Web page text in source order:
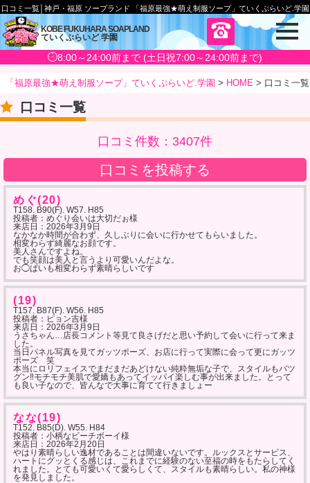
口コミ一覧│神戸・福原 ソープランド 「福原最強★萌え制服ソープ」ていくぷらいど.学園
KOBE FUKUHARA SOAPLAND
ていくぷらいど.学園
8:00～24:00前まで (土日祝7:00～24:00前まで)
メ
ニ
ュ
ー
「福原最強★萌え制服ソープ」ていくぷらいど.学園 > HOME > 口コミ一覧
口コミ一覧
口コミ件数：3407件
口コミを投稿する
めぐ(20)
T158. B90(F). W57. H85
投稿者：めぐり会いは大切だぉ様
来店日： 2026年3月9日
なかなか時間が合わず、久しぶりに会いに行かせてもらいました。
相変わらず綺麗なお顔です。
美人さんですよね。
でも笑顔は美人と言うより可愛いんだよな。
お◯ぱいも相変わらず素晴らしいです
(19)
T157. B87(F). W56. H85
投稿者：ピョン吉様
来店日： 2026年3月9日
うさちゃん…店長コメント等見て良さげだと思い予約して会いに行って来ま
した。
当日パネル写真を見てガッツポーズ、お店に行って実際に会って更にガッツ
ポーズ 笑
本当にロリフェイスでまだまだあどけない純粋無垢な子で、スタイルもバツ
グン‼︎モチモチ美肌で愛嬌もあってイッパイ楽しむ事が出来ました。とって
も良い子なので、皆んなで大事に育てて行きましょー
なな(19)
T152. B85(D). W55. H84
投稿者：小柄なビーチボーイ様
来店日： 2026年2月20日
やはり素晴らしい逸材であることは間違いないです。ルックスとサービス、
ハートにグッとくる感じは、これまでに経験のない至福の時をもたらしてく
れました。とても可愛いくて愛らしくて、スタイルも素晴らしい。私の神様
を発見しました。